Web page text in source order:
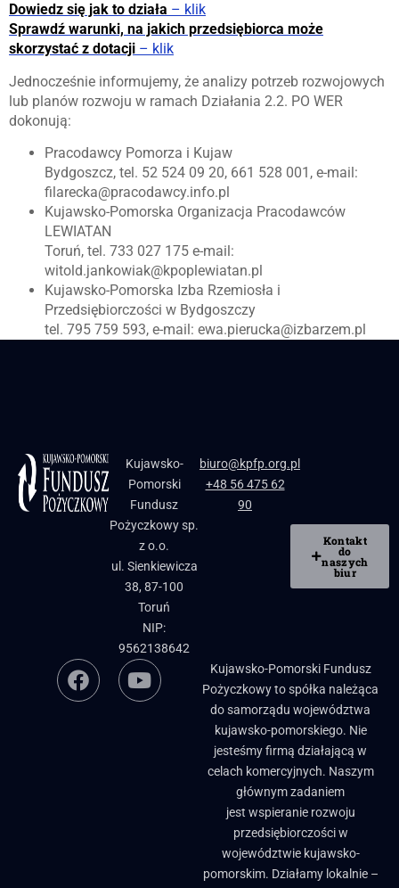
Dowiedz się jak to działa – klik
Sprawdź warunki, na jakich przedsiębiorca może
skorzystać z dotacji – klik
Jednocześnie informujemy, że analizy potrzeb rozwojowych
lub planów rozwoju w ramach Działania 2.2. PO WER
dokonują:
Pracodawcy Pomorza i Kujaw
Bydgoszcz, tel. 52 524 09 20, 661 528 001, e-mail:
filarecka@pracodawcy.info.pl
Kujawsko-Pomorska Organizacja Pracodawców
LEWIATAN
Toruń, tel. 733 027 175 e-mail:
witold.jankowiak@kpoplewiatan.pl
Kujawsko-Pomorska Izba Rzemiosła i
Przedsiębiorczości w Bydgoszczy
tel. 795 759 593, e-mail: ewa.pierucka@izbarzem.pl
Kujawsko-
Pomorski
Fundusz
Pożyczkowy sp.
z o.o.
ul. Sienkiewicza
38, 87-100
Toruń
NIP:
9562138642
biuro@kpfp.org.pl
+48 56 475 62
90
Kontakt
do
naszych
biur
Kujawsko-Pomorski Fundusz
Pożyczkowy to spółka należąca
do samorządu województwa
kujawsko-pomorskiego. Nie
jesteśmy firmą działającą w
celach komercyjnych. Naszym
głównym zadaniem
jest wspieranie rozwoju
przedsiębiorczości w
województwie kujawsko-
pomorskim. Działamy lokalnie –